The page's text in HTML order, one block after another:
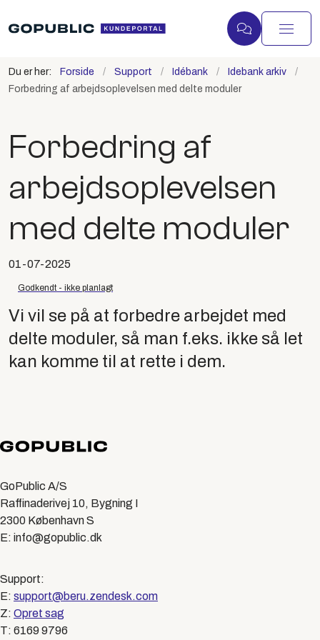
Du er her: Forside Support Idébank
Idebank arkiv
Forbedring af arbejdsoplevelsen med delte moduler
Forbedring af
arbejdsoplevelsen
med delte moduler
01-07-2025
Godkendt - ikke planlagt
Vi vil se på at forbedre arbejdet med
delte moduler, så man f.eks. ikke så let
kan komme til at rette i dem.
GoPublic A/S
Raffinaderivej 10, Bygning I
2300 København S
E: info@gopublic.dk
Support:
E:support@beru.zendesk.com
Z:Opret sag
T: 6169 9796